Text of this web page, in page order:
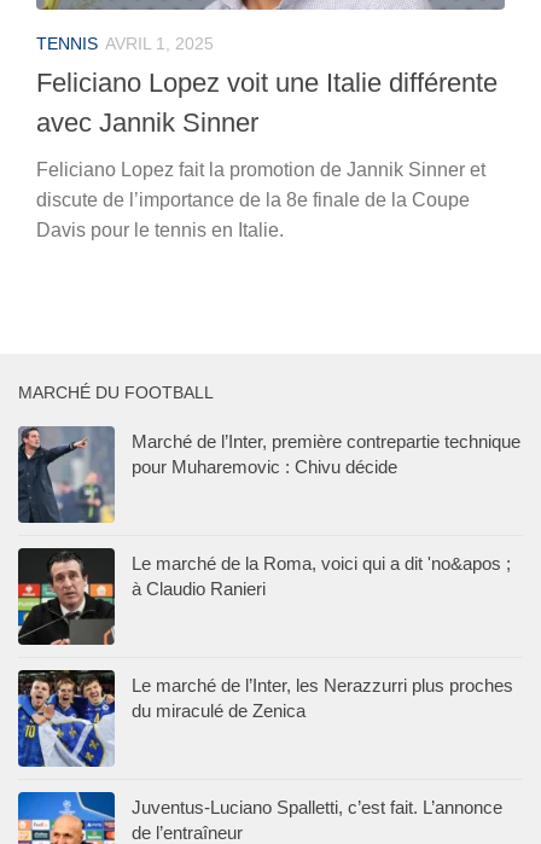
TENNIS AVRIL 1, 2025
Feliciano Lopez voit une Italie différente
avec Jannik Sinner
Feliciano Lopez fait la promotion de Jannik Sinner et
discute de l’importance de la 8e finale de la Coupe
Davis pour le tennis en Italie.
MARCHÉ DU FOOTBALL
Marché de l’Inter, première contrepartie technique
pour Muharemovic : Chivu décide
Le marché de la Roma, voici qui a dit 'no&apos ;
à Claudio Ranieri
Le marché de l’Inter, les Nerazzurri plus proches
du miraculé de Zenica
Juventus-Luciano Spalletti, c’est fait. L’annonce
de l’entraîneur